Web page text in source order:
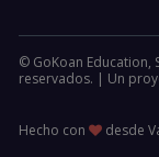
© GoKoan Education,
reservados. | Un
Hecho con desde